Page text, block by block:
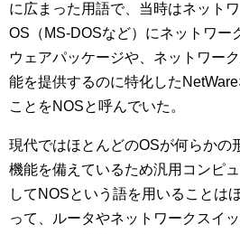
に広まった用語で、当時はネット
OS（MS-DOSなど）にネットワー
ウェアパッケージや、ネットワー
能を提供するのに特化した
ことをNOSと呼んでいた。
現代ではほとんどのOSが何らかの
機能を備えているため汎用コンピ
してNOSという語を用いることは
って、ルータやネットワークスイ